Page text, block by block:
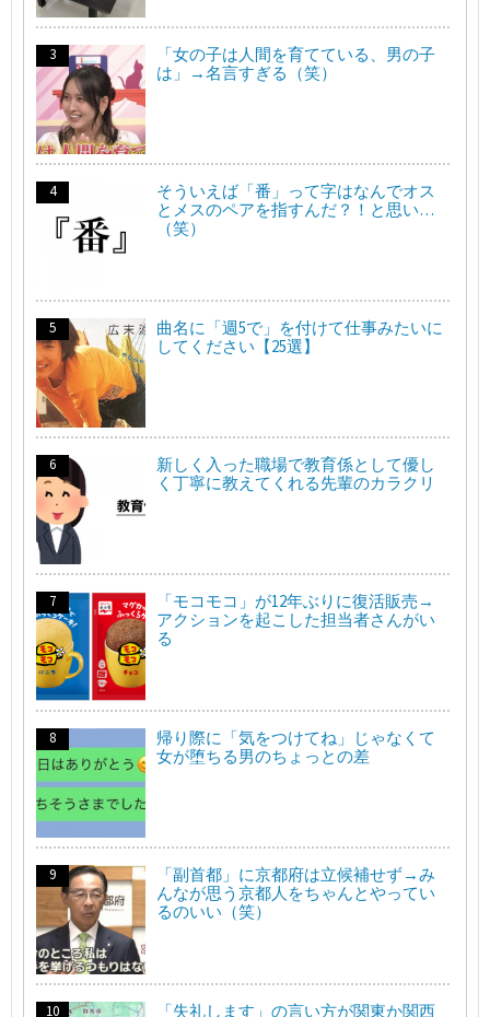
「女の子は人間を育てている、男の子
は」→名言すぎる（笑）
そういえば「番」って字はなんでオス
とメスのペアを指すんだ？！と思い…
（笑）
曲名に「週5で」を付けて仕事みたいに
してください【25選】
新しく入った職場で教育係として優し
く丁寧に教えてくれる先輩のカラクリ
「モコモコ」が12年ぶりに復活販売→
アクションを起こした担当者さんがい
る
帰り際に「気をつけてね」じゃなくて
女が堕ちる男のちょっとの差
「副首都」に京都府は立候補せず→み
んなが思う京都人をちゃんとやってい
るのいい（笑）
「失礼します」の言い方が関東か関西